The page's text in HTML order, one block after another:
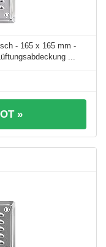
- 165 x 165 mm -
...
»